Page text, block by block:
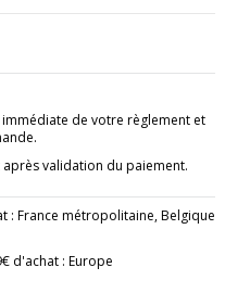
de votre règlement et
validation du paiement.
: France métropolitaine, Belgique
d'achat : Europe